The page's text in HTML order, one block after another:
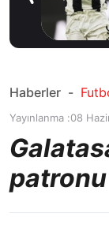
Haberler -
Yayınlanma :08